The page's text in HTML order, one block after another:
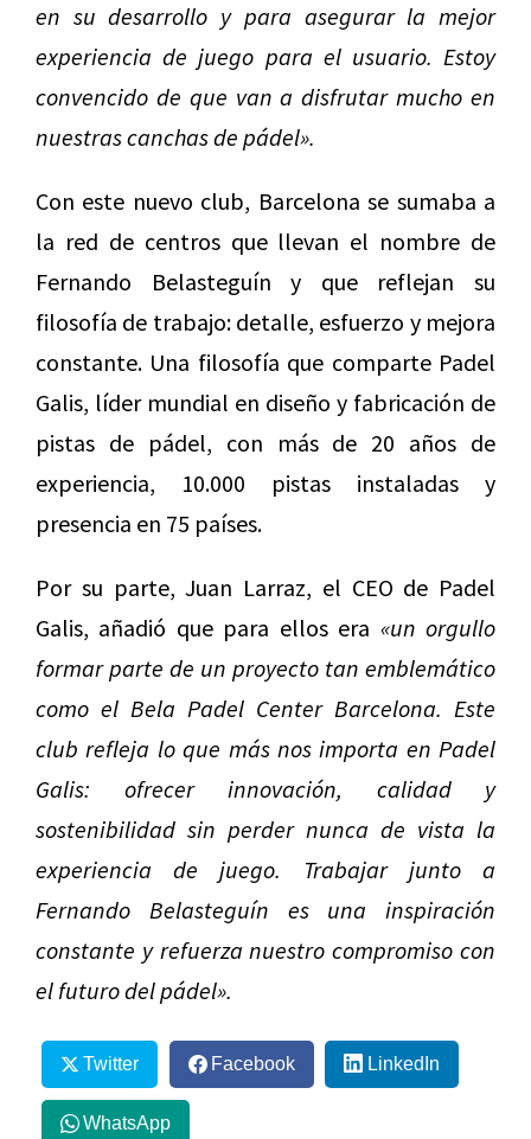
en su desarrollo y para asegurar la mejor
experiencia de juego para el usuario. Estoy
convencido de que van a disfrutar mucho en
nuestras canchas de pádel».
Con este nuevo club, Barcelona se sumaba a
la red de centros que llevan el nombre de
Fernando Belasteguín y que reflejan su
filosofía de trabajo: detalle, esfuerzo y mejora
constante. Una filosofía que comparte Padel
Galis, líder mundial en diseño y fabricación de
pistas de pádel, con más de 20 años de
experiencia, 10.000 pistas instaladas y
presencia en 75 países.
Por su parte, Juan Larraz, el CEO de Padel
Galis, añadió que para ellos era «un orgullo
formar parte de un proyecto tan emblemático
como el Bela Padel Center Barcelona. Este
club refleja lo que más nos importa en Padel
Galis: ofrecer innovación, calidad y
sostenibilidad sin perder nunca de vista la
experiencia de juego. Trabajar junto a
Fernando Belasteguín es una inspiración
constante y refuerza nuestro compromiso con
el futuro del pádel».
Twitter Facebook LinkedIn
WhatsApp